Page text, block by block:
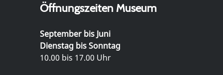
Öffnungszeiten Museum
September bis Juni
Dienstag bis Sonntag
10.00 bis 17.00 Uhr